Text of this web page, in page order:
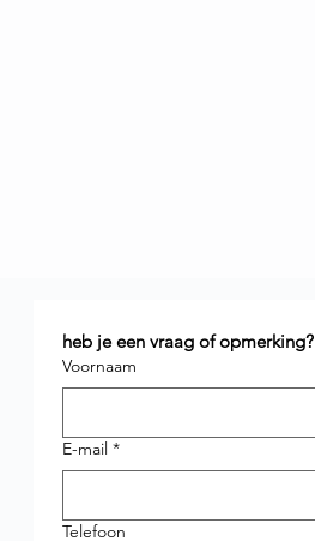
heb je een vraag of opmerking?
Voornaam
E-mail *
Telefoon